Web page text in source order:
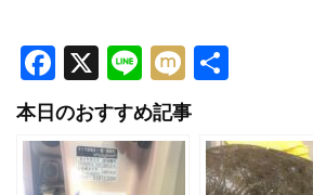
Facebook
X LineMixi
本日のおすすめ記事